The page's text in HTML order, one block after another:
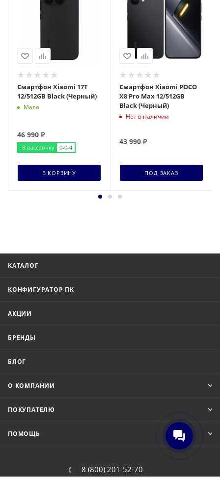
Смартфон Xiaomi 17T
12/512GB Black (Черный)
Мало
46 990 ₽
В рассрочку 0-0-4
В КОРЗИНУ
Смартфон Xiaomi POCO
X8 Pro Max 12/512GB
Black (Черный)
Нет в наличии
43 990 ₽
ПОД ЗАКАЗ
КАТАЛОГ
КОНФИГУРАТОР ПК
АКЦИИ
БРЕНДЫ
БЛОГ
О КОМПАНИИ
ПОКУПАТЕЛЮ
ПОМОЩЬ
8 (800) 201-52-70